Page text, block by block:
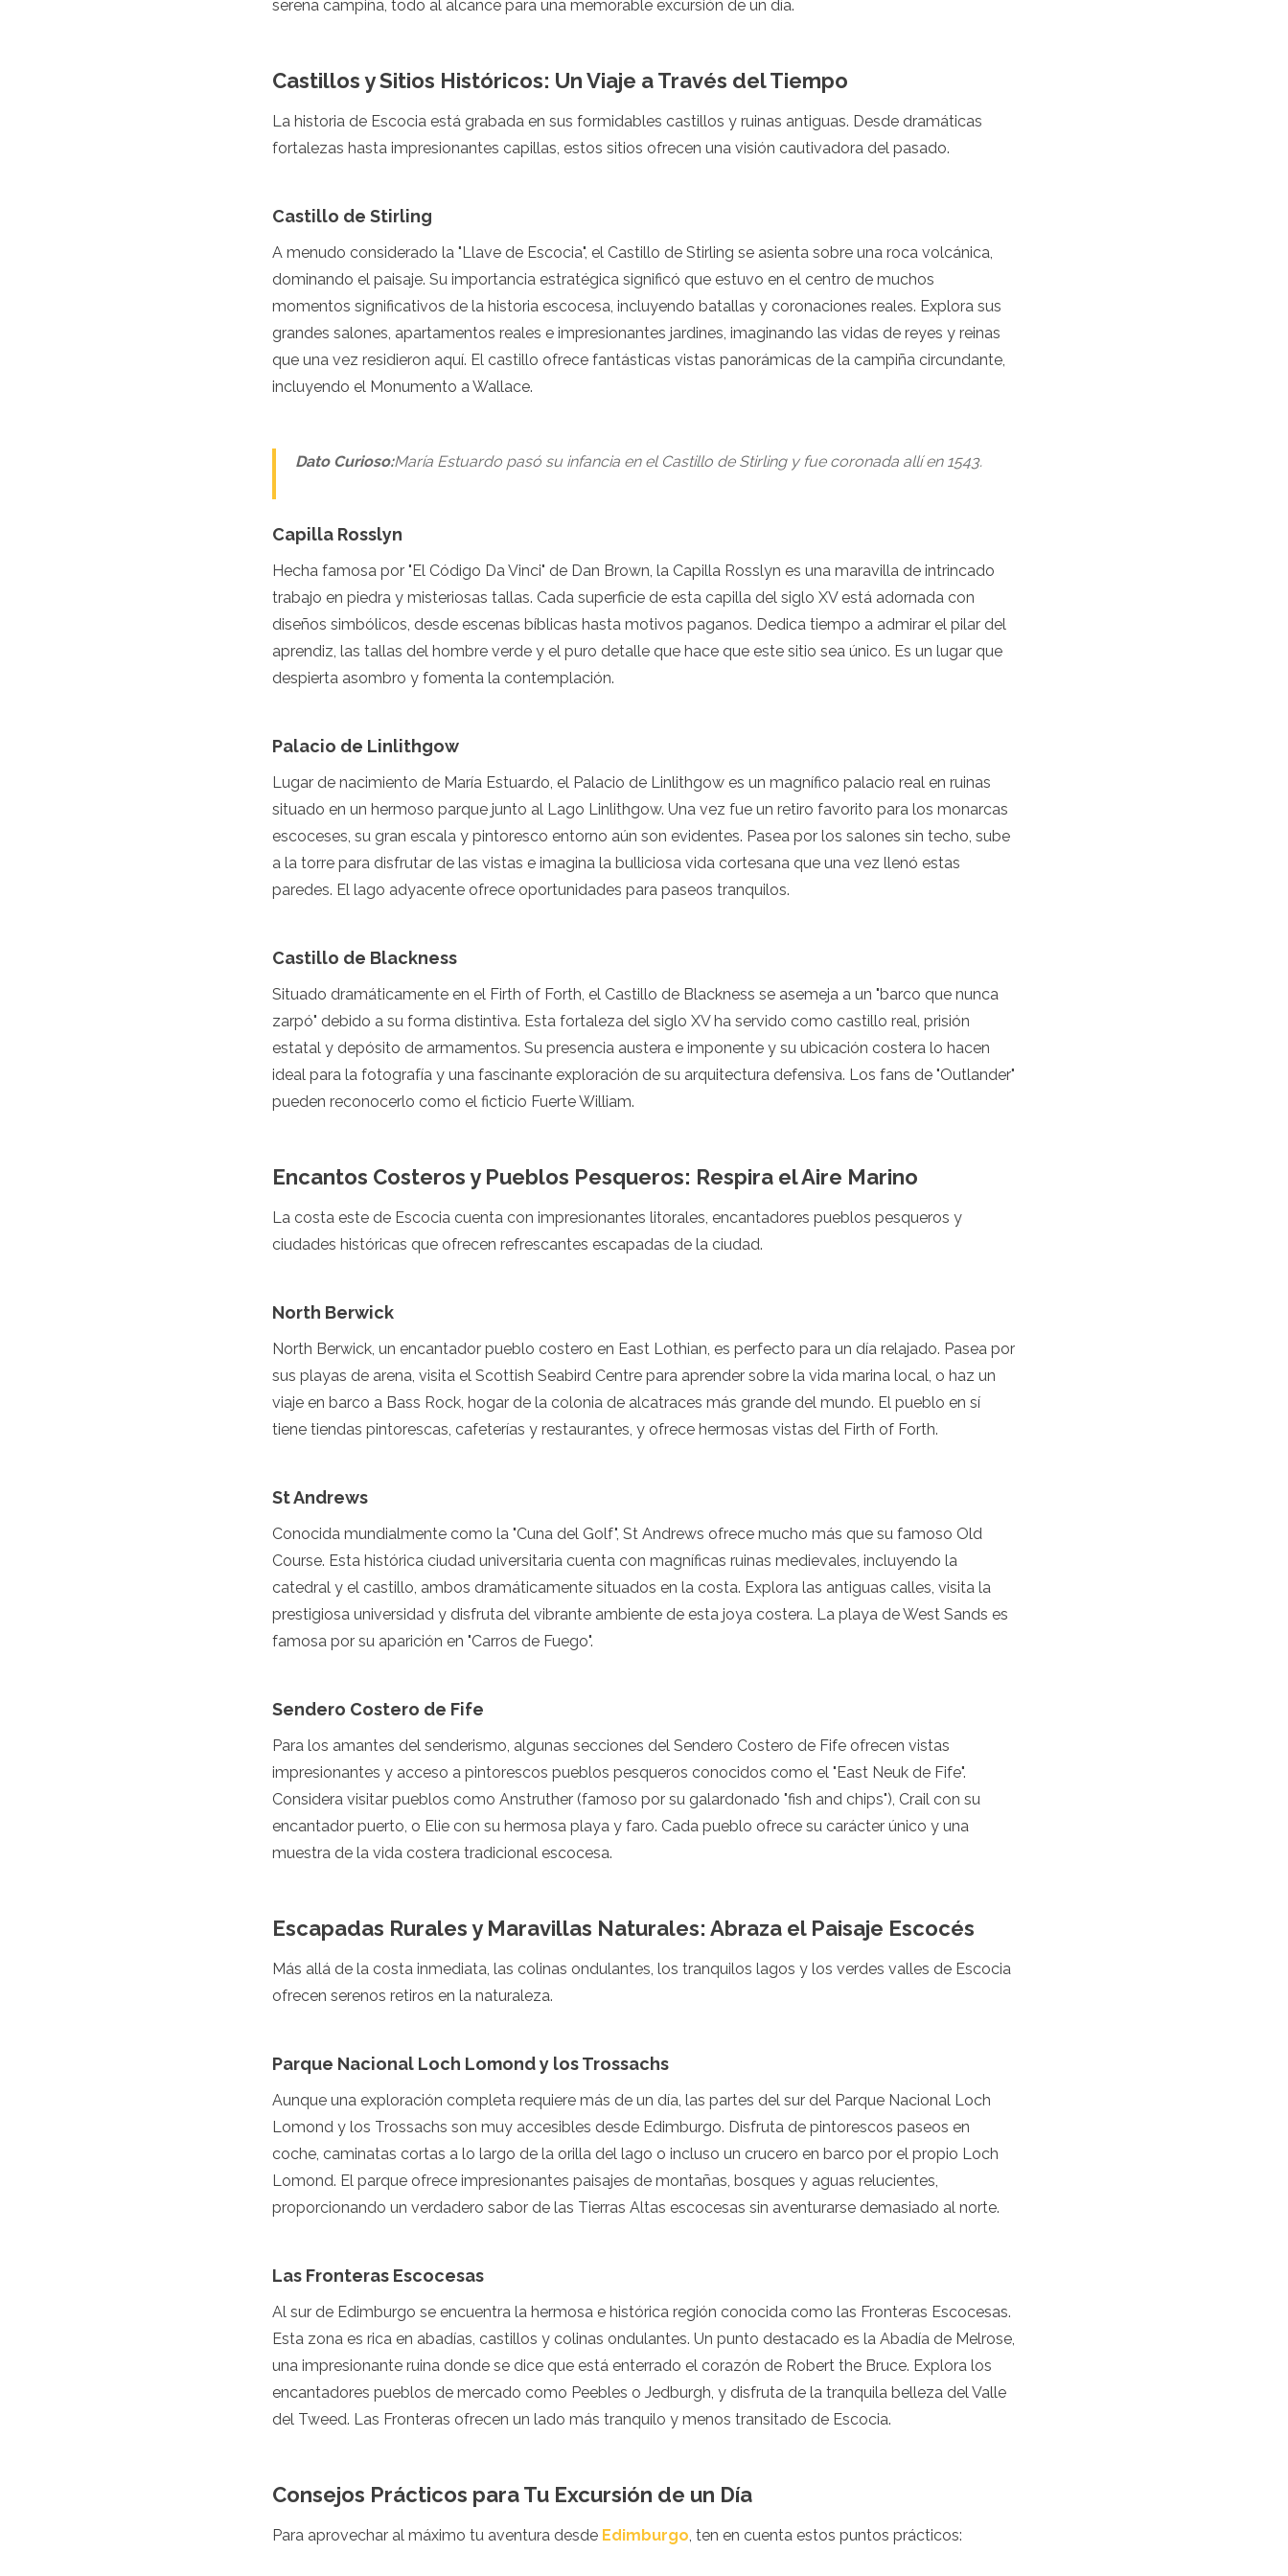
Luxemburgo
Malta
Mónaco
Montenegro
Polonia
Portugal
Rusia
San Marino
Cerdeña
Serbia
Eslovaquia
Suecia
Turquía
Ciudad del Vaticano
Asia
Baréin
Bali
Bangladés
Camboya
China
India
Japón
Jordania
Kazajistán
Laos
Malasia
Maldivas
Mongolia
Myanmar
Nepal
Omán
Singapur
Sri Lanka
Taiwán
Turkmenistán
Uzbekistán
Vietnam
América
Antigua y Barbuda
Belice
Bolivia
Canadá
Colombia
Costa Rica
Dominica
El Salvador
Granada
Chile
Jamaica
México
Nicaragua
Perú
Santa Lucía
San Vicente y las Granadinas
EE.UU.
Venezuela
África
Angola
Benín
Congo
Egipto
Eritrea
Gambia
Ghana
Malaui
Mauricio
serena campiña, todo al alcance para una memorable excursión de un día.
Castillos y Sitios Históricos: Un Viaje a Través del Tiempo
La historia de Escocia está grabada en sus formidables castillos y ruinas antiguas. Desde dramáticas
fortalezas hasta impresionantes capillas, estos sitios ofrecen una visión cautivadora del pasado.
Castillo de Stirling
A menudo considerado la "Llave de Escocia", el Castillo de Stirling se asienta sobre una roca volcánica,
dominando el paisaje. Su importancia estratégica significó que estuvo en el centro de muchos
momentos significativos de la historia escocesa, incluyendo batallas y coronaciones reales. Explora sus
grandes salones, apartamentos reales e impresionantes jardines, imaginando las vidas de reyes y reinas
que una vez residieron aquí. El castillo ofrece fantásticas vistas panorámicas de la campiña circundante,
incluyendo el Monumento a Wallace.
Dato Curioso:María Estuardo pasó su infancia en el Castillo de Stirling y fue coronada allí en 1543.
Capilla Rosslyn
Hecha famosa por "El Código Da Vinci" de Dan Brown, la Capilla Rosslyn es una maravilla de intrincado
trabajo en piedra y misteriosas tallas. Cada superficie de esta capilla del siglo XV está adornada con
diseños simbólicos, desde escenas bíblicas hasta motivos paganos. Dedica tiempo a admirar el pilar del
aprendiz, las tallas del hombre verde y el puro detalle que hace que este sitio sea único. Es un lugar que
despierta asombro y fomenta la contemplación.
Palacio de Linlithgow
Lugar de nacimiento de María Estuardo, el Palacio de Linlithgow es un magnífico palacio real en ruinas
situado en un hermoso parque junto al Lago Linlithgow. Una vez fue un retiro favorito para los monarcas
escoceses, su gran escala y pintoresco entorno aún son evidentes. Pasea por los salones sin techo, sube
a la torre para disfrutar de las vistas e imagina la bulliciosa vida cortesana que una vez llenó estas
paredes. El lago adyacente ofrece oportunidades para paseos tranquilos.
Castillo de Blackness
Situado dramáticamente en el Firth of Forth, el Castillo de Blackness se asemeja a un "barco que nunca
zarpó" debido a su forma distintiva. Esta fortaleza del siglo XV ha servido como castillo real, prisión
estatal y depósito de armamentos. Su presencia austera e imponente y su ubicación costera lo hacen
ideal para la fotografía y una fascinante exploración de su arquitectura defensiva. Los fans de "Outlander"
pueden reconocerlo como el ficticio Fuerte William.
Encantos Costeros y Pueblos Pesqueros: Respira el Aire Marino
La costa este de Escocia cuenta con impresionantes litorales, encantadores pueblos pesqueros y
ciudades históricas que ofrecen refrescantes escapadas de la ciudad.
North Berwick
North Berwick, un encantador pueblo costero en East Lothian, es perfecto para un día relajado. Pasea por
sus playas de arena, visita el Scottish Seabird Centre para aprender sobre la vida marina local, o haz un
viaje en barco a Bass Rock, hogar de la colonia de alcatraces más grande del mundo. El pueblo en sí
tiene tiendas pintorescas, cafeterías y restaurantes, y ofrece hermosas vistas del Firth of Forth.
St Andrews
Conocida mundialmente como la "Cuna del Golf", St Andrews ofrece mucho más que su famoso Old
Course. Esta histórica ciudad universitaria cuenta con magníficas ruinas medievales, incluyendo la
catedral y el castillo, ambos dramáticamente situados en la costa. Explora las antiguas calles, visita la
prestigiosa universidad y disfruta del vibrante ambiente de esta joya costera. La playa de West Sands es
famosa por su aparición en "Carros de Fuego".
Sendero Costero de Fife
Para los amantes del senderismo, algunas secciones del Sendero Costero de Fife ofrecen vistas
impresionantes y acceso a pintorescos pueblos pesqueros conocidos como el "East Neuk de Fife".
Considera visitar pueblos como Anstruther (famoso por su galardonado "fish and chips"), Crail con su
encantador puerto, o Elie con su hermosa playa y faro. Cada pueblo ofrece su carácter único y una
muestra de la vida costera tradicional escocesa.
Escapadas Rurales y Maravillas Naturales: Abraza el Paisaje Escocés
Más allá de la costa inmediata, las colinas ondulantes, los tranquilos lagos y los verdes valles de Escocia
ofrecen serenos retiros en la naturaleza.
Parque Nacional Loch Lomond y los Trossachs
Aunque una exploración completa requiere más de un día, las partes del sur del Parque Nacional Loch
Lomond y los Trossachs son muy accesibles desde Edimburgo. Disfruta de pintorescos paseos en
coche, caminatas cortas a lo largo de la orilla del lago o incluso un crucero en barco por el propio Loch
Lomond. El parque ofrece impresionantes paisajes de montañas, bosques y aguas relucientes,
proporcionando un verdadero sabor de las Tierras Altas escocesas sin aventurarse demasiado al norte.
Las Fronteras Escocesas
Al sur de Edimburgo se encuentra la hermosa e histórica región conocida como las Fronteras Escocesas.
Esta zona es rica en abadías, castillos y colinas ondulantes. Un punto destacado es la Abadía de Melrose,
una impresionante ruina donde se dice que está enterrado el corazón de Robert the Bruce. Explora los
encantadores pueblos de mercado como Peebles o Jedburgh, y disfruta de la tranquila belleza del Valle
del Tweed. Las Fronteras ofrecen un lado más tranquilo y menos transitado de Escocia.
Consejos Prácticos para Tu Excursión de un Día
Para aprovechar al máximo tu aventura desde Edimburgo, ten en cuenta estos puntos prácticos: